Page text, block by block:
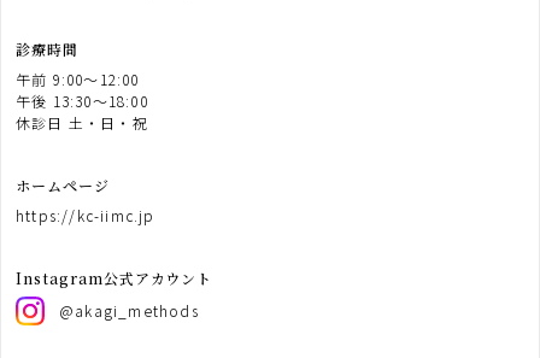
診療時間
午前 9:00〜12:00
午後 13:30〜18:00
休診日 土・日・祝
ホームページ
https://kc-iimc.jp
Instagram公式アカウント
@akagi_methods